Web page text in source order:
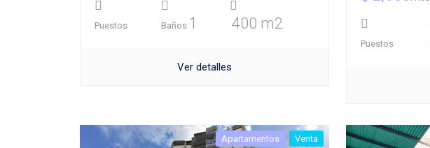
Puestos Baños 1 400 m2
Ver detalles
Puestos
Apartamentos Venta